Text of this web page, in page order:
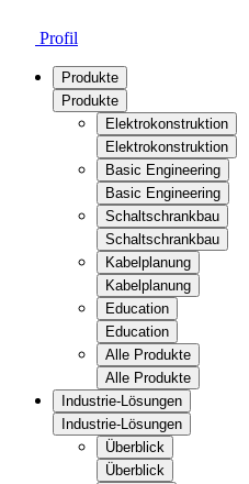
Profil
Produkte
Produkte
Elektrokonstruktion
Elektrokonstruktion
Basic Engineering
Basic Engineering
Schaltschrankbau
Schaltschrankbau
Kabelplanung
Kabelplanung
Education
Education
Alle Produkte
Alle Produkte
Industrie-Lösungen
Industrie-Lösungen
Überblick
Überblick